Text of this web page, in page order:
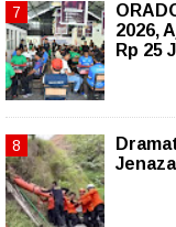
2026,
Rp 25